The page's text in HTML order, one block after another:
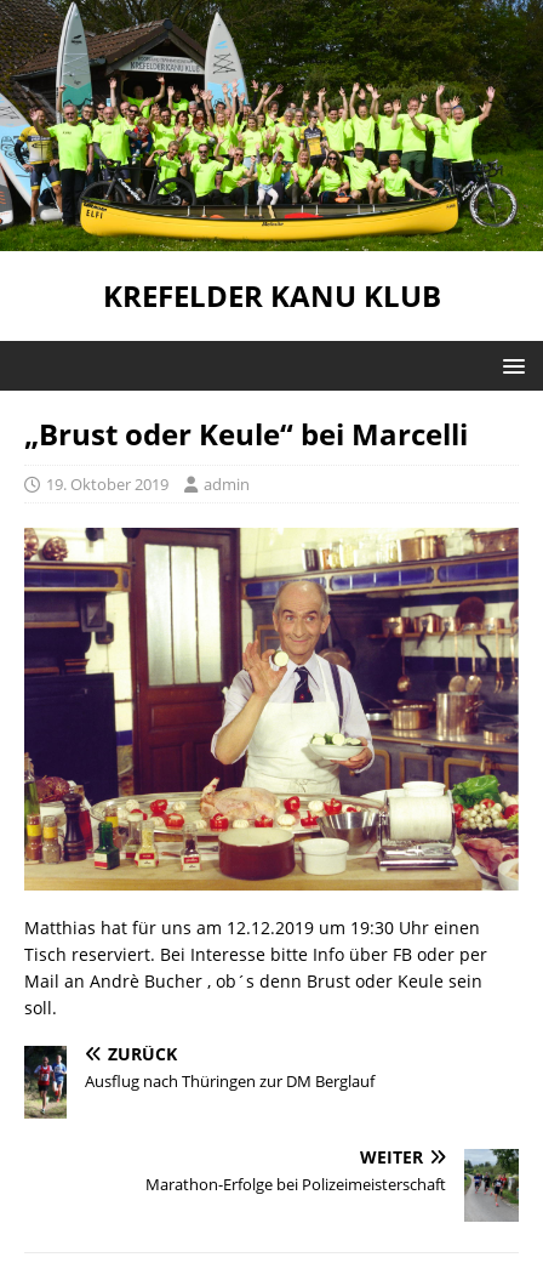
KREFELDER KANU KLUB
„Brust oder Keule“ bei Marcelli
19. Oktober 2019 admin
Matthias hat für uns am 12.12.2019 um 19:30 Uhr einen
Tisch reserviert. Bei Interesse bitte Info über FB oder per
Mail an Andrè Bucher , ob´s denn Brust oder Keule sein
soll.
ZURÜCK
Ausflug nach Thüringen zur DM Berglauf
WEITER
Marathon-Erfolge bei Polizeimeisterschaft